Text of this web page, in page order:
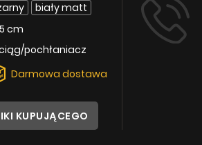
biały matt
cm
pochłaniacz
Darmowa dostawa
KUPUJĄCEGO